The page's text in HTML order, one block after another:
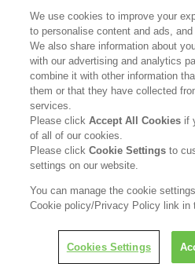
Home
サステナビリティ
ブランド
ニュースルーム
利用者情報の外部送信 ソーシャルメデ
We use cookies to improve your
to personalise content and ads,
We also share information about
with our advertising and analytics
combine it with other information
them or that they have collected
services.
Please clickAccept All Cookies if
of all of our cookies.
Please clickCookie Settingsto
settings on our website.
You can manage the cookie
Cookie policy/Privacy Policy link in
Cookies Settings